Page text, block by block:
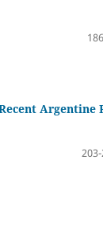
Argentine